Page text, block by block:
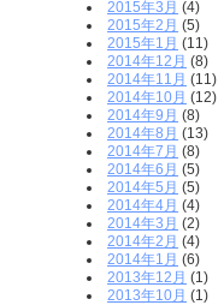
2015年3月 (4)
2015年2月 (5)
2015年1月 (11)
2014年12月 (8)
2014年11月 (11)
2014年10月 (12)
2014年9月 (8)
2014年8月 (13)
2014年7月 (8)
2014年6月 (5)
2014年5月 (5)
2014年4月 (4)
2014年3月 (2)
2014年2月 (4)
2014年1月 (6)
2013年12月 (1)
2013年10月 (1)